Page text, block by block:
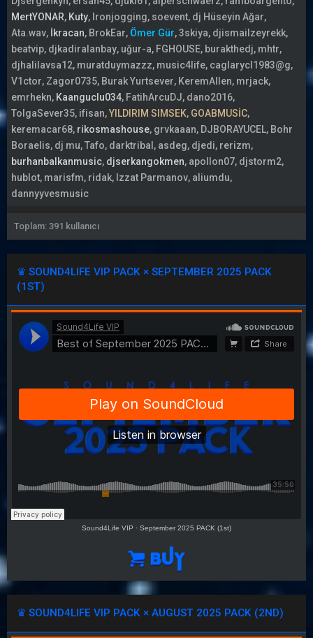
MertYONAR Kuty Ironjogging soevent dj Hüseyin Ağar
Ata.wav İkracan BrokEar Ömer Gür 3skiya djismailzeyrekk
beatvip djkadiralanbay uğur-a FGHOUSE burakthedj mhtr
djhalilavsa12 muratduymazzz music4life caglarycl1983@g
V1ctor Zagor0735 Burak Yurtsever KeremAllen mrjack
emrhekn Kaanguclu034 FatihArcuDJ dano2016
TolgaSever35 ifisan YILDIRIM SIMSEK GOABMUSİC
keremacar68 rikosmashouse grvkaaan DJBORAYUCEL Bohr
Boraelis dj mu Tafo darktribal asdeg djedi rerizm
burhanbalkanmusic djserkangokmen apollon07 djstorm2
hublot marisfm ridak Izzat Parmanov aliumdu
dannyyvesmusic
Toplam: 391 kullanıcı
♛ SOUND4LIFE VIP PACK × SEPTEMBER 2025 PACK
(1ST)
Sound4Life VIP · September 2025 PACK (1st)
♛ SOUND4LIFE VIP PACK × AUGUST 2025 PACK (2ND)